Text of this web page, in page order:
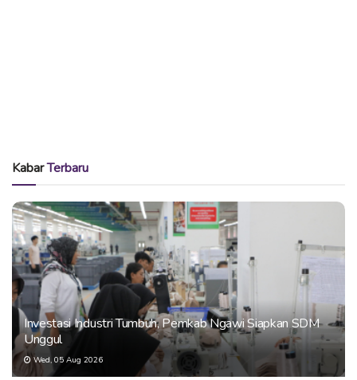
KabarTerbaru
Investasi Industri Tumbuh, Pemkab Ngawi Siapkan SDM
Unggul
Wed, 05 Aug 2026